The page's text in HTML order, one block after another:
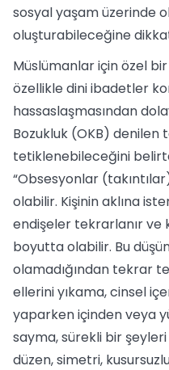
sosyal yaşam üzerinde
oluşturabileceğine
Müslümanlar için özel
özellikle dini ibadetler
hassaslaşmasından
Bozukluk (OKB) denilen
tetiklenebileceğini
“Obsesyonlar
olabilir. Kişinin aklına
endişeler tekrarlanır ve
boyutta olabilir. Bu
olamadığından tekrar
ellerini yıkama, cinsel
yaparken içinden veya
sayma, sürekli bir
düzen, simetri,